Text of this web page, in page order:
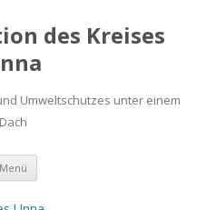
des Kreises
Umweltschutzes unter einem
Dach
Menü Zum
springen